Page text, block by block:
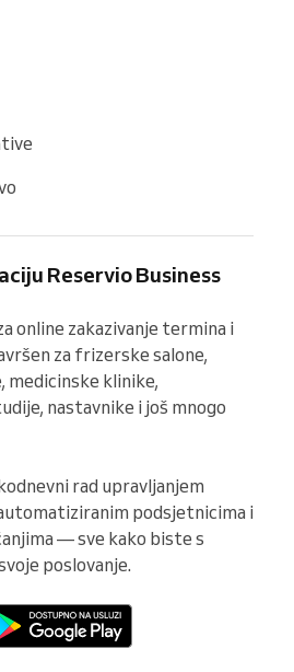
Reservio Business
online zakazivanje termina i
za frizerske salone,
medicinske klinike,
nastavnike i još mnogo
rad upravljanjem
podsjetnicima i
— sve kako biste s
poslovanje.